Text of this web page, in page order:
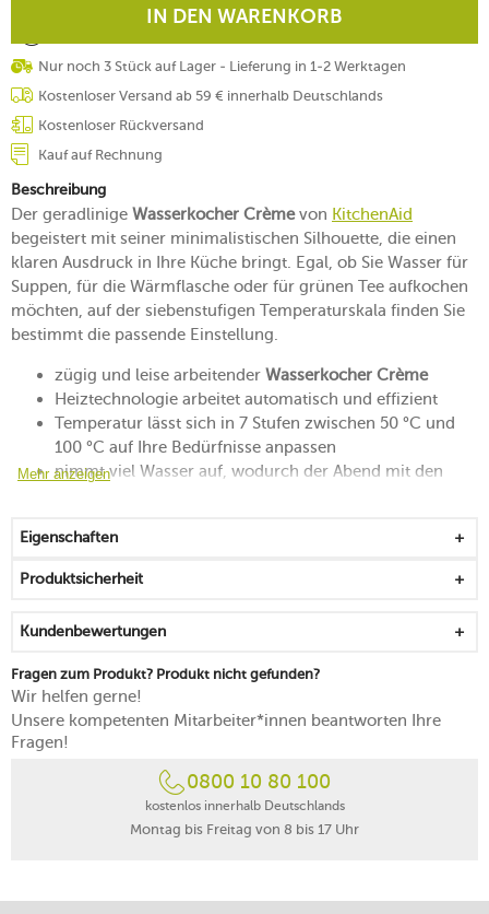
IN DEN WARENKORB
Nur noch 3 Stück auf Lager - Lieferung in 1-2 Werktagen
Kostenloser Versand ab 59 € innerhalb Deutschlands
Kostenloser Rückversand
Kauf auf Rechnung
Beschreibung
Der geradlinige Wasserkocher Crèmevon KitchenAid
begeistert mit seiner minimalistischen Silhouette, die einen
klaren Ausdruck in Ihre Küche bringt. Egal, ob Sie Wasser für
Suppen, für die Wärmflasche oder für grünen Tee aufkochen
möchten, auf der siebenstufigen Temperaturskala finden Sie
bestimmt die passende Einstellung.
zügig und leise arbeitender Wasserkocher Crème
Heiztechnologie arbeitet automatisch und effizient
Temperatur lässt sich in 7 Stufen zwischen 50 °C und
100 °C auf Ihre Bedürfnisse anpassen
nimmt viel Wasser auf, wodurch der Abend mit den
widerstandsfähiger Korpus aus Edelstahl
für ein punktgenaues und tropffreies Ausgießen
allen Seiten hin möglich
Silhouette mit klaren Linien
gut fassbarer Griff für ein einfaches Handling
mit Kabelaufwicklung im Sockel
Öffnungstaste erleichtert das Befüllen
Innenseite aus gebürstetem Edelstahl erhält die Qualität
des Wassers
mit Audiosignal und Anzeigeleuchte
Mehr anzeigen
Eigenschaften
Produktsicherheit
Kundenbewertungen
Fragen zum Produkt? Produkt nicht gefunden?
Wir helfen gerne!
Unsere kompetenten Mitarbeiter*innen beantworten Ihre
Fragen!
0800 10 80 100
kostenlos innerhalb Deutschlands
Montag bis Freitag von 8 bis 17 Uhr